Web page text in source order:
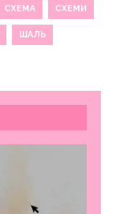
СХЕМА СХЕМИ
ШАЛЬ